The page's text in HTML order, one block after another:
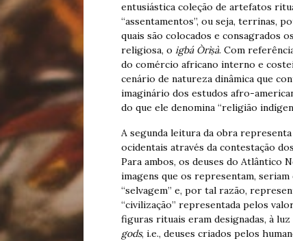
entusiástica coleção de artefatos
“assentamentos”, ou seja, terrinas,
quais são colocados e consagrados
religiosa, o igbá Òrìṣà. Com
do comércio africano interno e
cenário de natureza dinâmica que
imaginário dos estudos afro-
do que ele denomina “religião
A segunda leitura da obra
ocidentais através da contestação
Para ambos, os deuses do Atlântico
imagens que os representam,
“selvagem” e, por tal razão,
“civilização” representada pelos
figuras rituais eram designadas, à
gods, i.e., deuses criados pelos